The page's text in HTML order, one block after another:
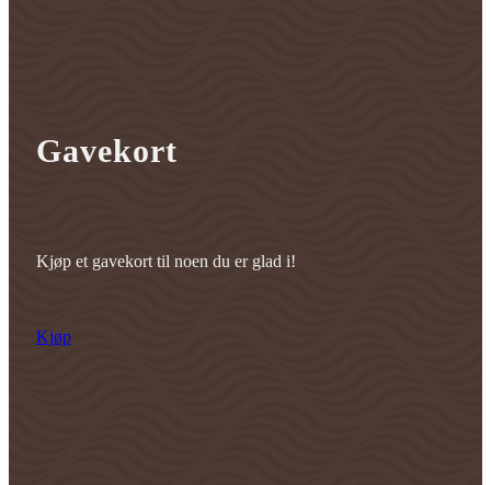
Gavekort
Kjøp et gavekort til noen du er glad i!
Kjøp